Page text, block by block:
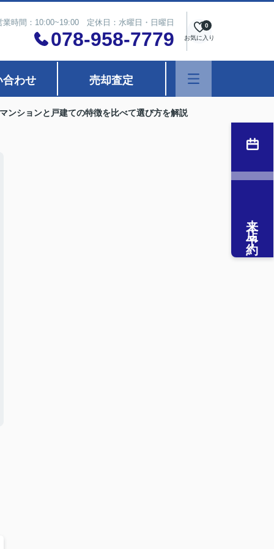
業時間：10:00~19:00 定休日：水曜日・日曜日
078-958-7779 お気に入り
0
合わせ 売却査定
ンションと戸建ての特徴を比べて選び方を解説
来店予約